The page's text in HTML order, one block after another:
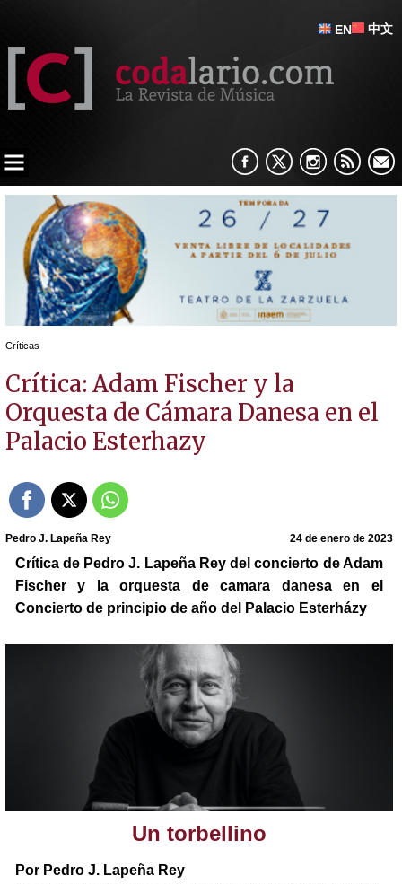
EN 中文
Críticas
Crítica: Adam Fischer y la
Orquesta de Cámara Danesa en el
Palacio Esterhazy
Pedro J. Lapeña Rey 24 de enero de 2023
Crítica de Pedro J. Lapeña Rey del concierto de Adam
Fischer y la orquesta de camara danesa en el
Concierto de principio de año del Palacio Esterházy
Un torbellino
Por Pedro J. Lapeña Rey